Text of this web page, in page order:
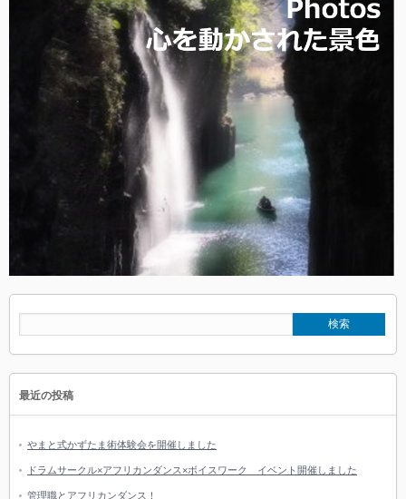
最近の投稿
やまと式かずたま術体験会を開催しました
ドラムサークル×アフリカンダンス×ボイスワーク イベント開催しました
管理職とアフリカンダンス！